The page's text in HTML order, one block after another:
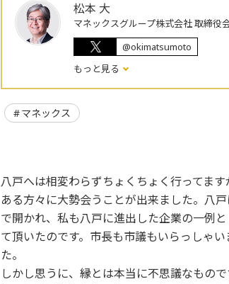
松本 大
マネックスグループ株式会社 取締役
@okimatsumoto
もっと見る
マネックス
八戸へは相変わらずちょくちょく行ってま
ある方々に大勢会うことが出来ました。八
で開かれ、私も八戸に進出した企業の一例
て頂いたのです。市長も市議もいらっしゃ
た。
しかし思うに、縁とは本当に不思議なもの